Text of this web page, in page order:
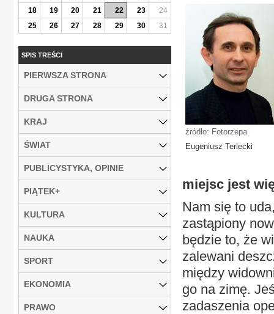
źródło: Fotorzepa
Eugeniusz Terlecki
miejsc jest
Nam się to
zastąpiony
będzie to, że
zalewani
między
go na zimę.
zadaszenia
18
19 20 21 22 23
24
25
26 27 28 29 30 31
SPIS TREŚCI
PIERWSZA STRONA
DRUGA STRONA
KRAJ
ŚWIAT
PUBLICYSTYKA, OPINIE
PIĄTEK+
KULTURA
NAUKA
SPORT
EKONOMIA
PRAWO